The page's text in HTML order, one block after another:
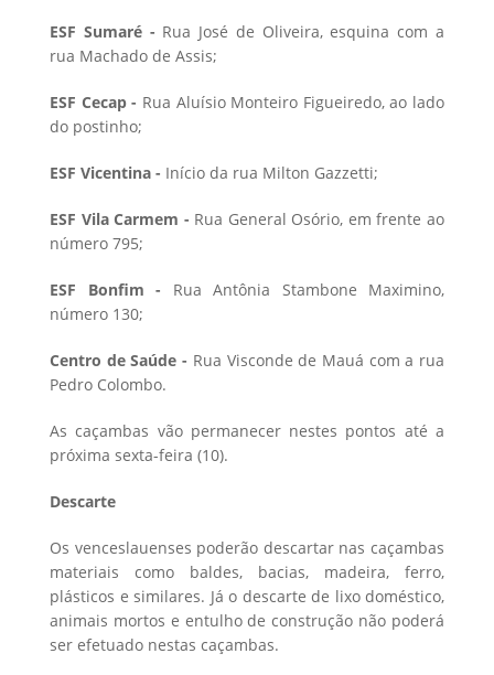
ESF Sumaré - Rua José de Oliveira, esquina com a
rua Machado de Assis;
ESF Cecap - Rua Aluísio Monteiro Figueiredo, ao lado
do postinho;
ESF Vicentina - Início da rua Milton Gazzetti;
ESF Vila Carmem - Rua General Osório, em frente ao
número 795;
ESF Bonfim - Rua Antônia Stambone Maximino,
número 130;
Centro de Saúde - Rua Visconde de Mauá com a rua
Pedro Colombo.
As caçambas vão permanecer nestes pontos até a
próxima sexta-feira (10).
Descarte
Os venceslauenses poderão descartar nas caçambas
materiais como baldes, bacias, madeira, ferro,
plásticos e similares. Já o descarte de lixo doméstico,
animais mortos e entulho de construção não poderá
ser efetuado nestas caçambas.